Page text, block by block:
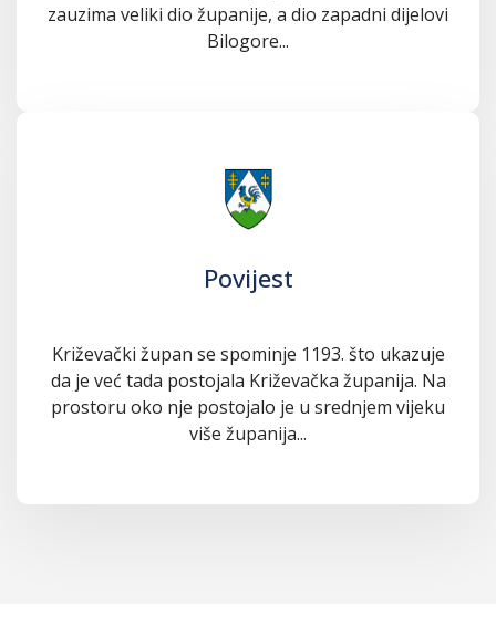
zauzima veliki dio županije, a dio zapadni dijelovi
Bilogore...
Povijest
Križevački župan se spominje 1193. što ukazuje
da je već tada postojala Križevačka županija. Na
prostoru oko nje postojalo je u srednjem vijeku
više županija...